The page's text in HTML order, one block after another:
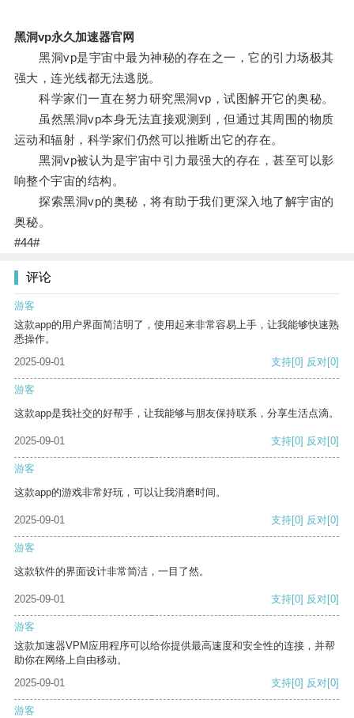
黑洞vp永久加速器官网
黑洞vp是宇宙中最为神秘的存在之一，它的引力场极其
强大，连光线都无法逃脱。
科学家们一直在努力研究黑洞vp，试图解开它的奥秘。
虽然黑洞vp本身无法直接观测到，但通过其周围的物质
运动和辐射，科学家们仍然可以推断出它的存在。
黑洞vp被认为是宇宙中引力最强大的存在，甚至可以影
响整个宇宙的结构。
探索黑洞vp的奥秘，将有助于我们更深入地了解宇宙的
奥秘。
#44#
评论
游客
这款app的用户界面简洁明了，使用起来非常容易上手，让我能够快速熟
悉操作。
2025-09-01
支持[0] 反对[0]
游客
这款app是我社交的好帮手，让我能够与朋友保持联系，分享生活点滴。
2025-09-01 支持[0] 反对[0]
游客
这款app的游戏非常好玩，可以让我消磨时间。
2025-09-01 支持[0] 反对[0]
游客
这款软件的界面设计非常简洁，一目了然。
2025-09-01 支持[0] 反对[0]
游客
这款加速器VPM应用程序可以给你提供最高速度和安全性的连接，并帮
助你在网络上自由移动。
2025-09-01
支持[0] 反对[0]
游客